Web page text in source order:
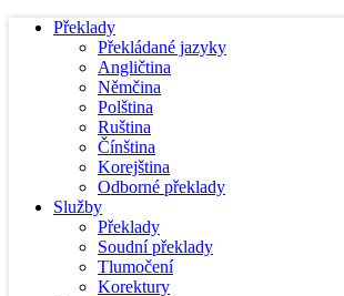
Překlady
Překládané jazyky
Angličtina
Němčina
Polština
Ruština
Čínština
Korejština
Odborné překlady
Služby
Překlady
Soudní překlady
Tlumočení
Korektury